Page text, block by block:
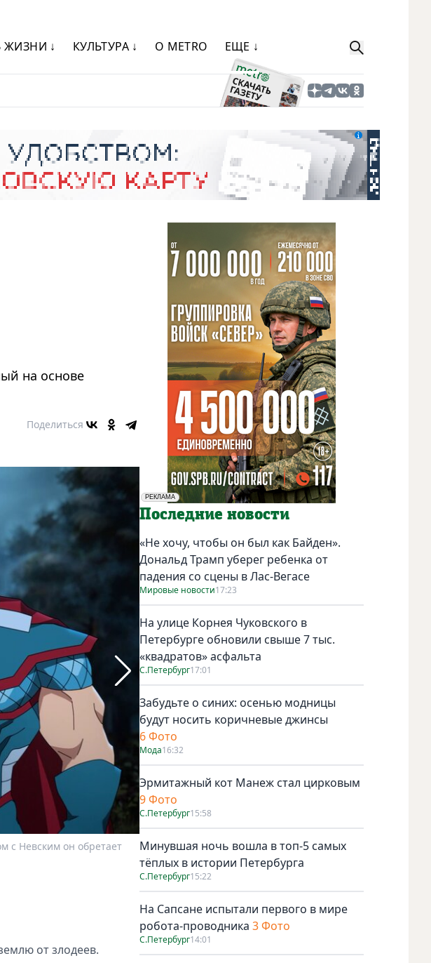
ЖИЗНИ ↓ КУЛЬТУРА ↓ О METRO ЕЩЕ ↓
на основе
Поделиться
с Невским он обретает
Невский и его свита – Илья и Лёшка. Фото GLOBAL
от злодеев.
РЕКЛАМА
Социальная реклама
Последние новости
«Не хочу, чтобы он был как Байден».
Дональд Трамп уберег ребенка от
падения со сцены в Лас-Вегасе
Мировые новости17:23
На улице Корнея Чуковского в
Петербурге обновили свыше 7 тыс.
«квадратов» асфальта
С.Петербург17:01
Забудьте о синих: осенью модницы
будут носить коричневые джинсы
6 Фото
Мода16:32
Эрмитажный кот Манеж стал цирковым
9 Фото
С.Петербург15:58
Минувшая ночь вошла в топ-5 самых
тёплых в истории Петербурга
С.Петербург15:22
На Сапсане испытали первого в мире
робота-проводника 3 Фото
С.Петербург14:01